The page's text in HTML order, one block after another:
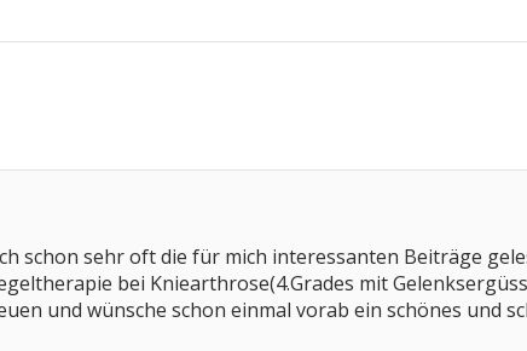
schon sehr oft die für mich interessanten Beiträge
bei Kniearthrose(4.Grades mit
und wünsche schon einmal vorab ein schönes und